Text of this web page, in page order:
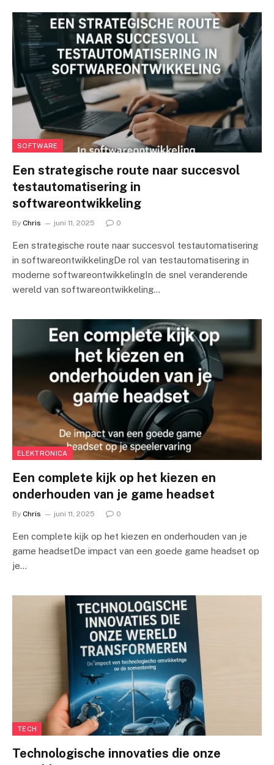
SOFTWARE
Een strategische route naar succesvol
testautomatisering in
softwareontwikkeling
By Chris juni 11, 2025 0
Een strategische route naar succesvol testautomatisering
in softwareontwikkelingDe rol van testautomatisering in
moderne softwareontwikkelingIn de snel veranderende
wereld van softwareontwikkeling…
ELEKTRONICA
Een complete kijk op het kiezen en
onderhouden van je game headset
By Chris juni 11, 2025 0
Een complete kijk op het kiezen en onderhouden van je
game headsetDe impact van een goede game headset op
je…
TECH
Technologische innovaties die onze